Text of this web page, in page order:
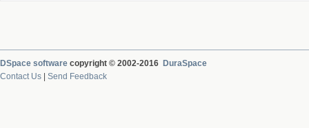
DSpace software copyright © 2002-2016 DuraSpace
Contact Us
Send Feedback